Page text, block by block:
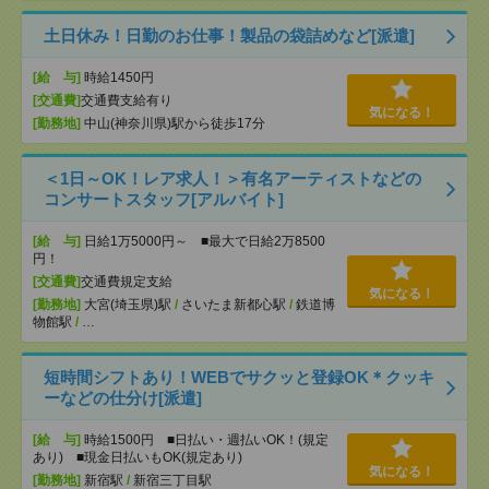
土日休み！日勤のお仕事！製品の袋詰めなど[派遣]
[給 与] 時給1450円
[交通費]交通費支給有り
[勤務地] 中山(神奈川県)駅から徒歩17分
気になる！
＜1日～OK！レア求人！＞有名アーティストなどの
コンサートスタッフ[アルバイト]
[給 与] 日給1万5000円～ ■最大で日給2万8500
円！
[交通費]交通費規定支給
[勤務地] 大宮(埼玉県)駅 / さいたま新都心駅 / 鉄道博
物館駅 / …
気になる！
短時間シフトあり！WEBでサクッと登録OK＊クッキ
ーなどの仕分け[派遣]
[給 与] 時給1500円 ■日払い・週払いOK！(規定
あり) ■現金日払いもOK(規定あり)
[勤務地] 新宿駅 / 新宿三丁目駅
気になる！